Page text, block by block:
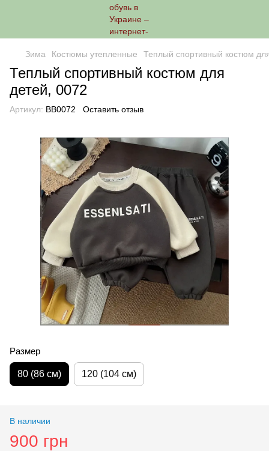
Зима Костюмы утепленные Теплый спортивный костюм
Теплый спортивный костюм для
детей, 0072
Артикул: ВВ0072 Оставить отзыв
Размер
80 (86 см) 120 (104 см)
В наличии
900 грн